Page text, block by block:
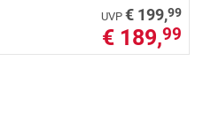
UVP € 199,99
€ 189,99